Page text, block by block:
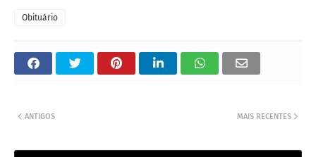
Obituário
MAIS RECENTES
ANTIGOS